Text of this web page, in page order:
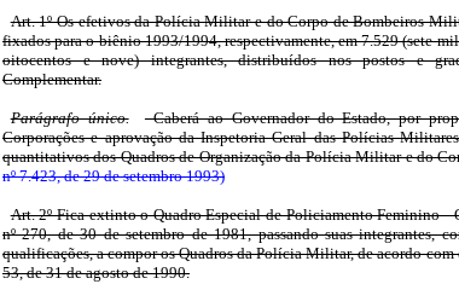
Art. 1º Os efetivos da Polícia Militar e do Corpo de Bombeiros
fixados para o biênio 1993/1994, respectivamente, em 7.529 (sete
oitocentos e nove) integrantes, distribuídos nos postos e
Complementar.
Parágrafo único.
Caberá ao Governador do Estado, por
Corporações e aprovação da Inspetoria Geral das Polícias
quantitativos dos Quadros de Organização da Polícia Militar e do
nº 7.423, de 29 de setembro 1993)
Art. 2º Fica extinto o Quadro Especial de Policiamento Feminino
nº 270, de 30 de setembro de 1981, passando suas integrantes,
qualificações, a compor os Quadros da Polícia Militar, de acordo
53, de 31 de agosto de 1990.